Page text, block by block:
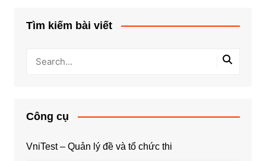
Tìm kiếm bài viết
Công cụ
VniTest – Quản lý đề và tổ chức thi